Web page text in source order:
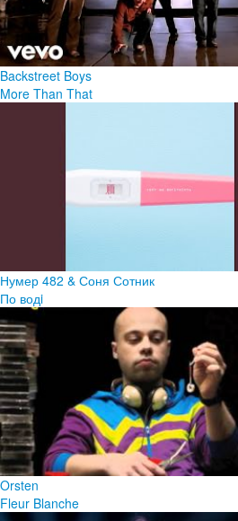
Backstreet Boys
More Than That
Нумер 482 & Соня Сотник
По водi
Orsten
Fleur Blanche